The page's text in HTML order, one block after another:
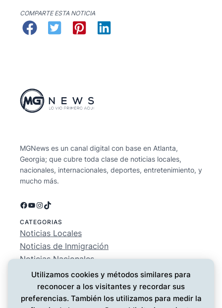
COMPARTE ESTA NOTICIA
MGNews es un canal digital con base en Atlanta,
Georgia; que cubre toda clase de noticias locales,
nacionales, internacionales, deportes, entretenimiento, y
mucho más.
Facebook
YouTube
Instagram
TikTok
CATEGORIAS
Noticias Locales
Noticias de Inmigración
Noticias Nacionales
Deportes
Entretenimiento
EMPRESA
Utilizamos cookies y métodos similares para
reconocer a los visitantes y recordar sus
preferencias. También los utilizamos para medir la